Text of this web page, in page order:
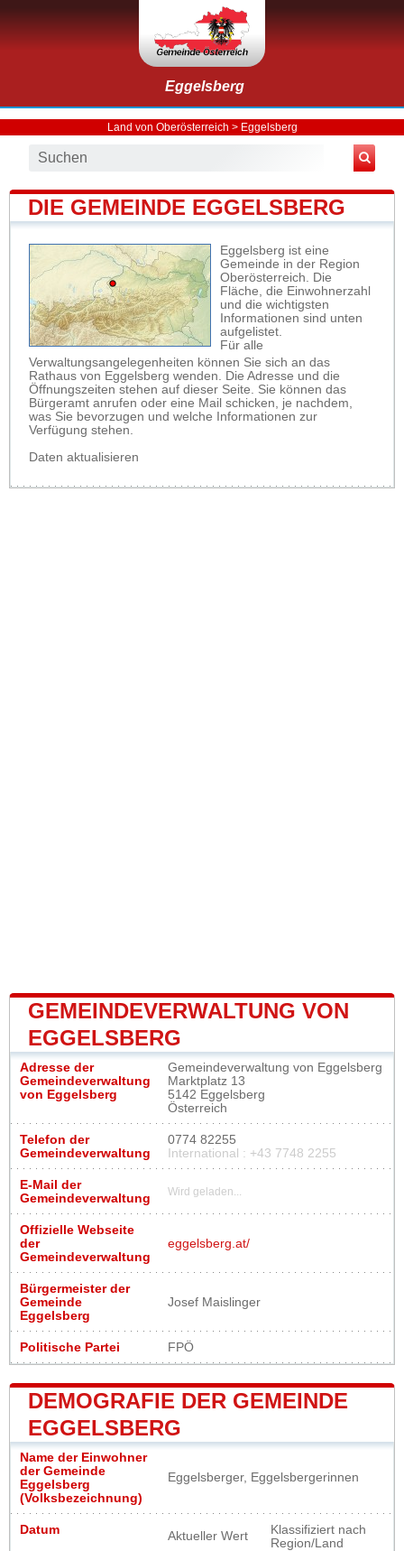
Eggelsberg
Land von Oberösterreich > Eggelsberg
DIE GEMEINDE EGGELSBERG
Eggelsberg ist eine
Gemeinde in der Region
Oberösterreich. Die
Fläche, die Einwohnerzahl
und die wichtigsten
Informationen sind unten
aufgelistet.
Für alle
Verwaltungsangelegenheiten können Sie sich an das
Rathaus von Eggelsberg wenden. Die Adresse und die
Öffnungszeiten stehen auf dieser Seite. Sie können das
Bürgeramt anrufen oder eine Mail schicken, je nachdem,
was Sie bevorzugen und welche Informationen zur
Verfügung stehen.
Daten aktualisieren
GEMEINDEVERWALTUNG VON
EGGELSBERG
Adresse der
Gemeindeverwaltung
von Eggelsberg
Gemeindeverwaltung von Eggelsberg
Marktplatz 13
5142 Eggelsberg
Österreich
Telefon der
Gemeindeverwaltung
0774 82255
International : +43 7748 2255
E-Mail der
Gemeindeverwaltung
Wird geladen...
Offizielle Webseite
der
Gemeindeverwaltung
eggelsberg.at/
Bürgermeister der
Gemeinde
Eggelsberg
Josef Maislinger
Politische Partei FPÖ
DEMOGRAFIE DER GEMEINDE
EGGELSBERG
Name der Einwohner
der Gemeinde
Eggelsberg
(Volksbezeichnung)
Eggelsberger, Eggelsbergerinnen
Datum Aktueller Wert
Klassifiziert nach
Region/Land